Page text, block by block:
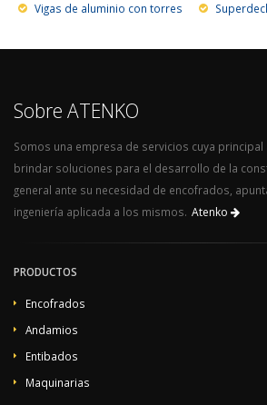
Vigas de aluminio con torres
Sobre ATENKO
Somos una empresa de servicios cuya
brindar soluciones para el desarrollo de la
general ante su necesidad de encofrados,
ingeniería aplicada a los mismos. Atenko
PRODUCTOS
Encofrados
Andamios
Entibados
Maquinarias